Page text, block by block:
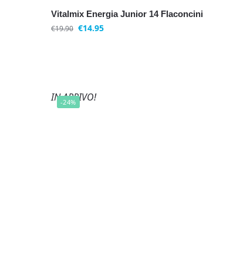
Vitalmix Energia Junior 14 Flaconcini
€19.90 €14.95
-24%
IN ARRIVO!